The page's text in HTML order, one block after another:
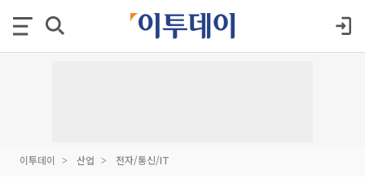
이투데이 산업 전자/통신/IT